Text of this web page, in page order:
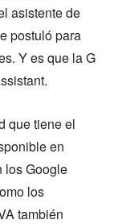
asistente de
postuló para
Y es que la G
que tiene el
en
los Google
los
también